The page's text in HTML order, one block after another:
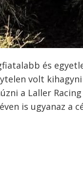
és
volt kihagyni
a Laller Racing
is ugyanaz a